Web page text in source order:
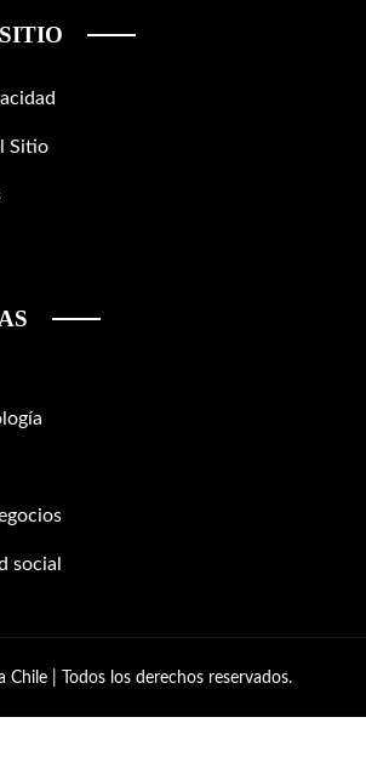
Sitio
social
| Todos los derechos reservados.